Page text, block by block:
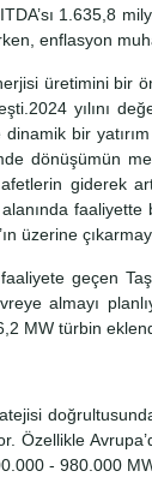
1.635,8
enflasyon
üretimini bir
yılını
bir
dönüşümün
giderek
üzerine
faaliyete geçen
almayı
MW türbin
Özellikle
- 980.000